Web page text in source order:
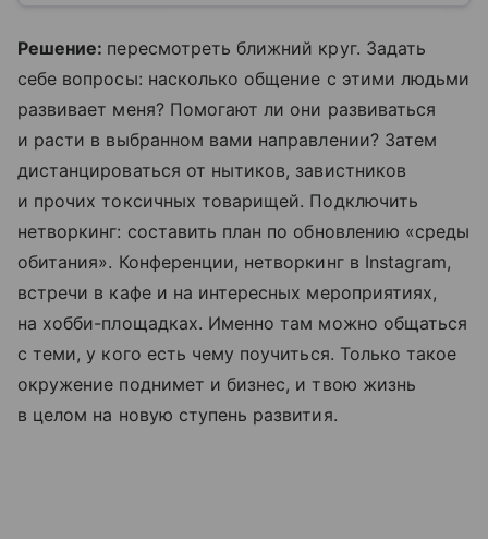
Решение: пересмотреть ближний круг. Задать
себе вопросы: насколько общение с этими людьми
развивает меня? Помогают ли они развиваться
и расти в выбранном вами направлении? Затем
дистанцироваться от нытиков, завистников
и прочих токсичных товарищей. Подключить
нетворкинг: составить план по обновлению «среды
обитания». Конференции, нетворкинг в Instagram,
встречи в кафе и на интересных мероприятиях,
на хобби-площадках. Именно там можно общаться
с теми, у кого есть чему поучиться. Только такое
окружение поднимет и бизнес, и твою жизнь
в целом на новую ступень развития.